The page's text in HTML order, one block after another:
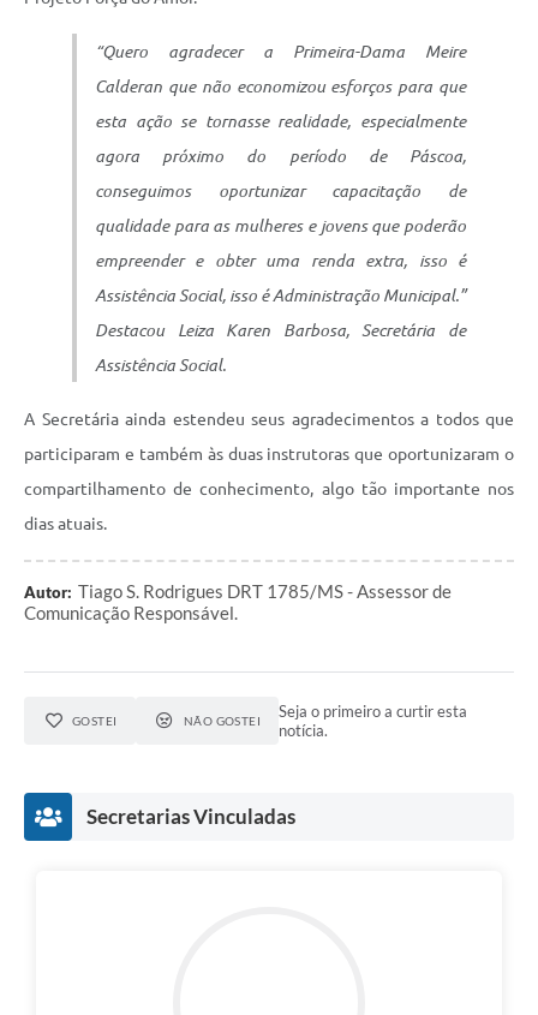
“Quero agradecer a Primeira-Dama Meire
Calderan que não economizou esforços para que
esta ação se tornasse realidade, especialmente
agora próximo do período de Páscoa,
conseguimos oportunizar capacitação de
qualidade para as mulheres e jovens que poderão
empreender e obter uma renda extra, isso é
Assistência Social, isso é Administração Municipal.”
Destacou Leiza Karen Barbosa, Secretária de
Assistência Social.
A Secretária ainda estendeu seus agradecimentos a todos que
participaram e também às duas instrutoras que oportunizaram o
compartilhamento de conhecimento, algo tão importante nos
dias atuais.
Autor: Tiago S. Rodrigues DRT 1785/MS - Assessor de
Comunicação Responsável.
GOSTEI NÃO GOSTEI
Seja o primeiro a curtir esta
notícia.
Secretarias Vinculadas